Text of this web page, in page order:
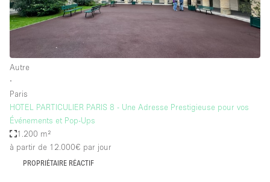
Autre
∙
Paris
HOTEL PARTICULIER PARIS 8 - Une Adresse Prestigieuse pour vos
Événements et Pop-Ups
1.200 m²
à partir de 12.000€ par jour
PROPRIÉTAIRE RÉACTIF